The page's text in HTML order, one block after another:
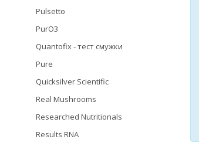
Pulsetto
PurO3
Quantofix - тест смужки
Pure
Quicksilver Scientific
Real Mushrooms
Researched Nutritionals
Results RNA